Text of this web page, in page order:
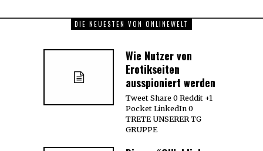
DIE NEUESTEN VON ONLINEWELT
Wie Nutzer von
Erotikseiten
ausspioniert werden
Tweet Share 0 Reddit +1
Pocket LinkedIn 0
TRETE UNSERER TG
GRUPPE